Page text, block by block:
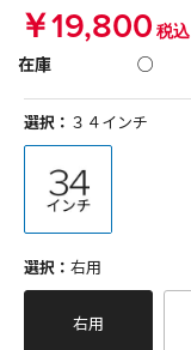
￥19,800税込
在庫
○
選択： ３４インチ
選択： 右用
右用